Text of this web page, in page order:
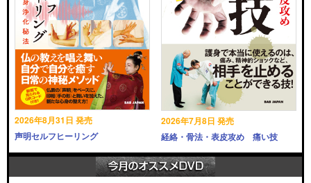
2026年8月31日 発売
声明セルフヒーリング
2026年7月8日 発売
経絡・骨法・表皮攻め 痛い技